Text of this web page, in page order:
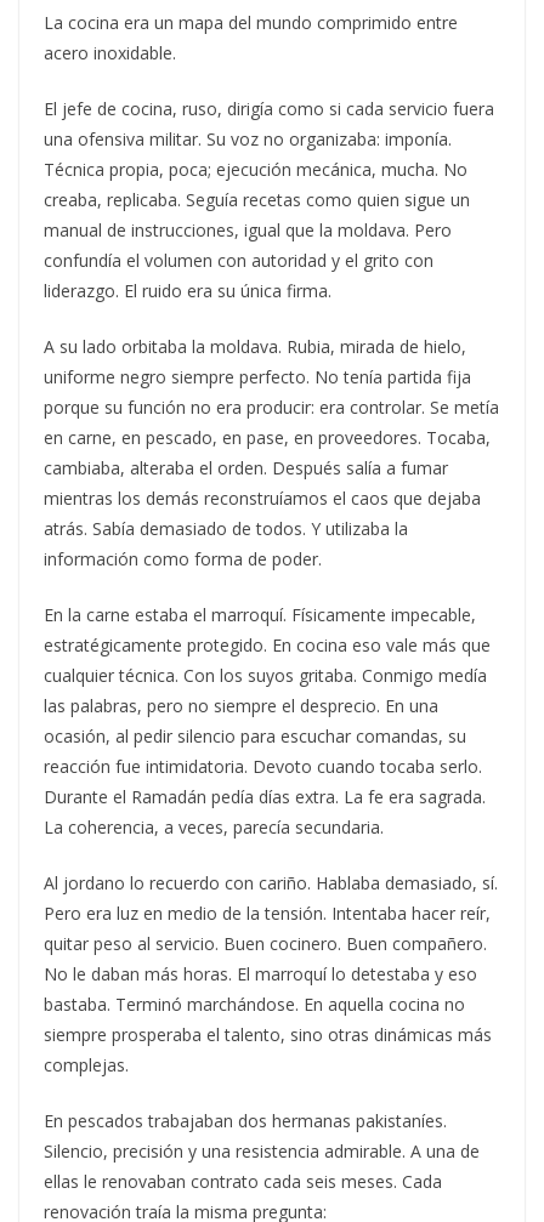
La cocina era un mapa del mundo comprimido entre
acero inoxidable.
El jefe de cocina, ruso, dirigía como si cada servicio fuera
una ofensiva militar. Su voz no organizaba: imponía.
Técnica propia, poca; ejecución mecánica, mucha. No
creaba, replicaba. Seguía recetas como quien sigue un
manual de instrucciones, igual que la moldava. Pero
confundía el volumen con autoridad y el grito con
liderazgo. El ruido era su única firma.
A su lado orbitaba la moldava. Rubia, mirada de hielo,
uniforme negro siempre perfecto. No tenía partida fija
porque su función no era producir: era controlar. Se metía
en carne, en pescado, en pase, en proveedores. Tocaba,
cambiaba, alteraba el orden. Después salía a fumar
mientras los demás reconstruíamos el caos que dejaba
atrás. Sabía demasiado de todos. Y utilizaba la
información como forma de poder.
En la carne estaba el marroquí. Físicamente impecable,
estratégicamente protegido. En cocina eso vale más que
cualquier técnica. Con los suyos gritaba. Conmigo medía
las palabras, pero no siempre el desprecio. En una
ocasión, al pedir silencio para escuchar comandas, su
reacción fue intimidatoria. Devoto cuando tocaba serlo.
Durante el Ramadán pedía días extra. La fe era sagrada.
La coherencia, a veces, parecía secundaria.
Al jordano lo recuerdo con cariño. Hablaba demasiado, sí.
Pero era luz en medio de la tensión. Intentaba hacer reír,
quitar peso al servicio. Buen cocinero. Buen compañero.
No le daban más horas. El marroquí lo detestaba y eso
bastaba. Terminó marchándose. En aquella cocina no
siempre prosperaba el talento, sino otras dinámicas más
complejas.
En pescados trabajaban dos hermanas pakistaníes.
Silencio, precisión y una resistencia admirable. A una de
ellas le renovaban contrato cada seis meses. Cada
renovación traía la misma pregunta: